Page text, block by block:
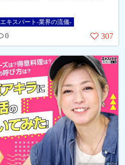
エキスパート-業界の流儀-
0 307